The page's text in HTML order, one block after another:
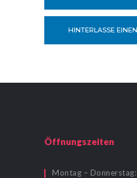
Öffnungszeiten
Montag – Donnerstag: